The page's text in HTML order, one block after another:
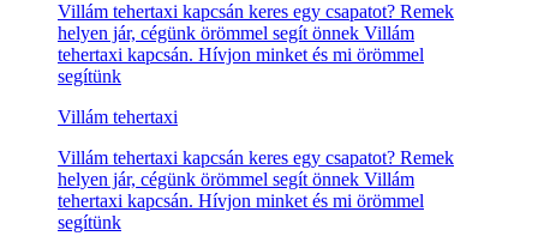
Villám tehertaxi kapcsán keres egy csapatot? Remek
helyen jár, cégünk örömmel segít önnek Villám
tehertaxi kapcsán. Hívjon minket és mi örömmel
segítünk
Villám tehertaxi
Villám tehertaxi kapcsán keres egy csapatot? Remek
helyen jár, cégünk örömmel segít önnek Villám
tehertaxi kapcsán. Hívjon minket és mi örömmel
segítünk